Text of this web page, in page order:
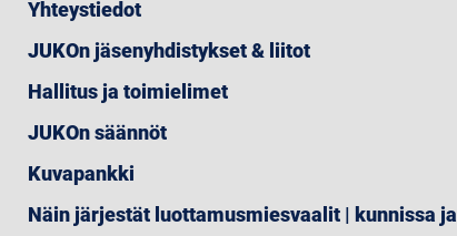
Yhteystiedot
JUKOn jäsenyhdistykset & liitot
Hallitus ja toimielimet
JUKOn säännöt
Kuvapankki
Näin järjestät luottamusmiesvaalit | kunnissa ja